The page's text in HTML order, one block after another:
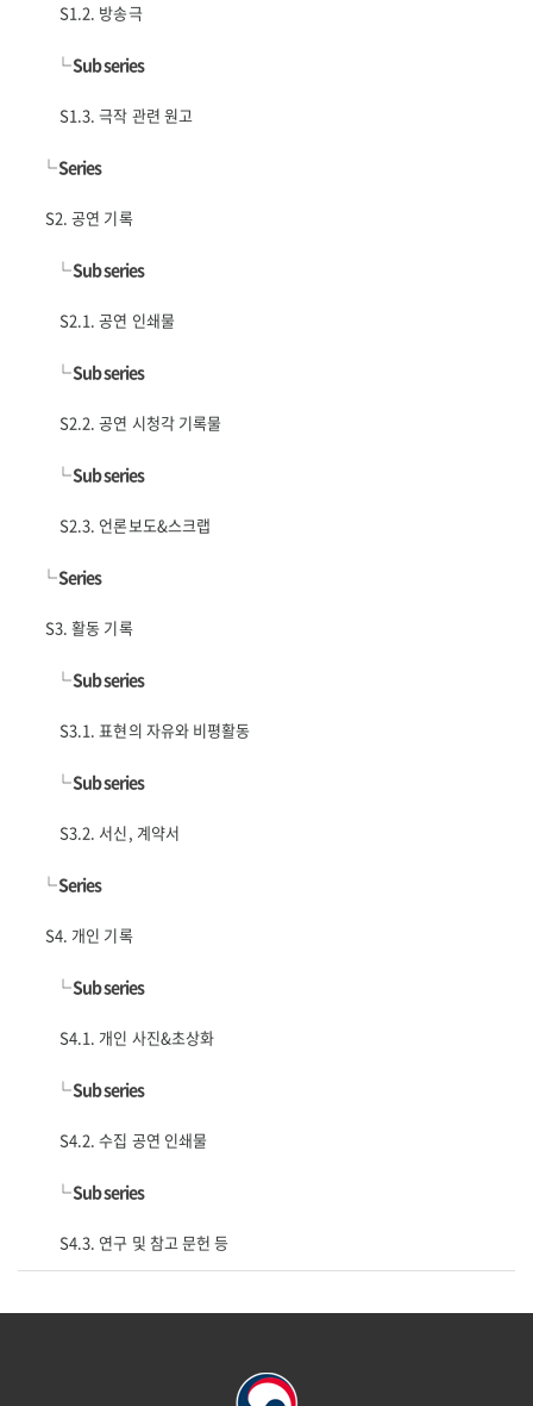
S1.2. 방송극
└Sub series
S1.3. 극작 관련 원고
└Series
S2. 공연 기록
└Sub series
S2.1. 공연 인쇄물
└Sub series
S2.2. 공연 시청각 기록물
└Sub series
S2.3. 언론보도&스크랩
└Series
S3. 활동 기록
└Sub series
S3.1. 표현의 자유와 비평활동
└Sub series
S3.2. 서신, 계약서
└Series
S4. 개인 기록
└Sub series
S4.1. 개인 사진&초상화
└Sub series
S4.2. 수집 공연 인쇄물
└Sub series
S4.3. 연구 및 참고 문헌 등